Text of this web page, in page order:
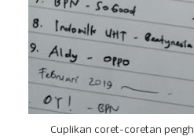
Cuplikan coret-coretan